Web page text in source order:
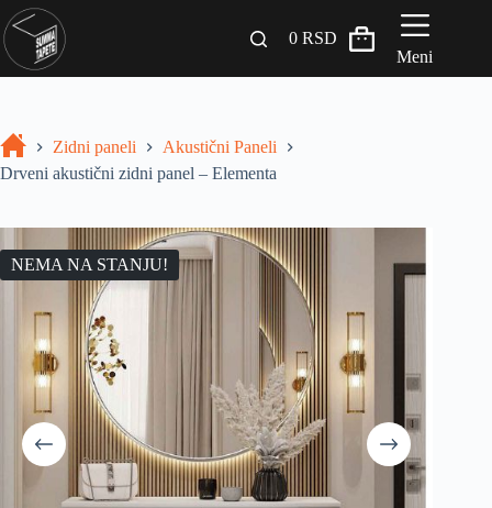
Drveni Pregradni Zidovi i Police
Građevinski materijali
INSPIRACIJA I IDEJE
+381 65 558 4000
0RSD
Meni
Zidni paneli
Akustični Paneli
Drveni akustični zidni panel – Elementa
NEMA NA STANJU!